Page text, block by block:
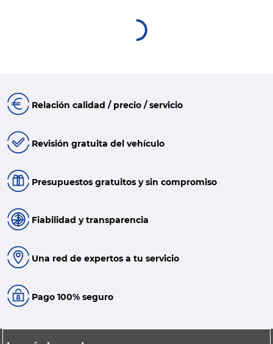
Relación calidad / precio / servicio
Revisión gratuita del vehículo
Presupuestos gratuitos y sin compromiso
Fiabilidad y transparencia
Una red de expertos a tu servicio
Pago 100% seguro